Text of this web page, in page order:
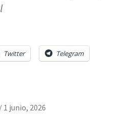
Twitter Telegram
/ 1 junio, 2026